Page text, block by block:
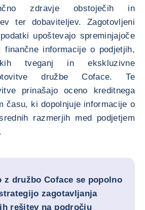
zdravje obstoječih in
ter dobaviteljev. Zagotovljeni
upoštevajo spreminjajoče
finančne informacije o podjetjih,
tveganj in ekskluzivne
družbe Coface. Te
prinašajo oceno kreditnega
času, ki dopolnjuje informacije o
razmerjih med podjetjem
z družbo Coface se popolno
zagotavljanja
rešitev na področju